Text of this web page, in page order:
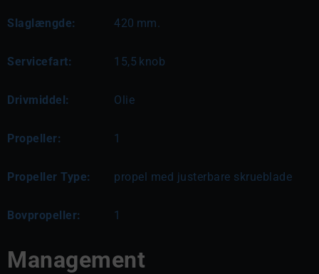
Slaglængde: 420 mm.
Servicefart: 15,5 knob
Drivmiddel: Olie
Propeller: 1
Propeller Type: propel med justerbare skrueblade
Bovpropeller: 1
Management